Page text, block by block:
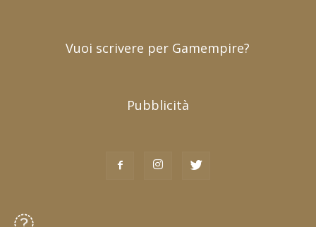
Vuoi scrivere per Gamempire?
Pubblicità